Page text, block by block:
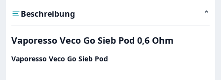
Beschreibung ⌄
Vaporesso Veco Go Sieb Pod 0,6 Ohm
Vaporesso Veco Go Sieb Pod